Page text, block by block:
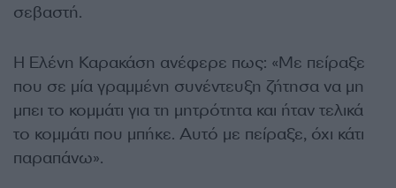
σεβαστή.
Η Ελένη Καρακάση ανέφερε πως: «Με πείραξε
που σε μία γραμμένη συνέντευξη ζήτησα να μη
μπει το κομμάτι για τη μητρότητα και ήταν τελικά
το κομμάτι που μπήκε. Αυτό με πείραξε, όχι κάτι
παραπάνω».